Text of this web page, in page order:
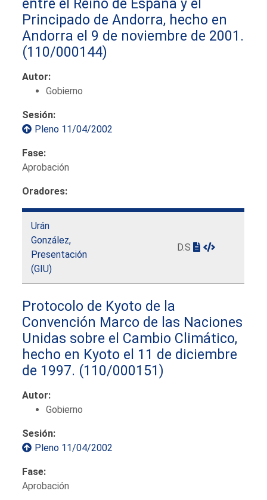
Principado de Andorra, hecho en
Andorra el 9 de noviembre de 2001.
(110/000144)
Autor:
Gobierno
Sesión:
Pleno 11/04/2002
Fase:
Aprobación
Oradores:
Urán
González,
Presentación
(GIU)
D.S
Protocolo de Kyoto de la
Convención Marco de las Naciones
Unidas sobre el Cambio Climático,
hecho en Kyoto el 11 de diciembre
de 1997. (110/000151)
Autor:
Gobierno
Sesión:
Pleno 11/04/2002
Fase:
Aprobación